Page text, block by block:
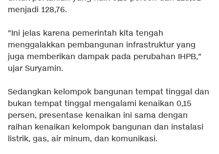
menjadi 128,76.
"Ini jelas karena pemerintah kita tengah
menggalakkan pembangunan infrastruktur yang
juga memberikan dampak pada perubahan IHPB,"
ujar Suryamin.
Sedangkan kelompok bangunan tempat tinggal dan
bukan tempat tinggal mengalami kenaikan 0,15
persen, presentase kenaikan ini sama dengan
raihan kenaikan kelompok bangunan dan instalasi
listrik, gas, air minum, dan komunikasi.